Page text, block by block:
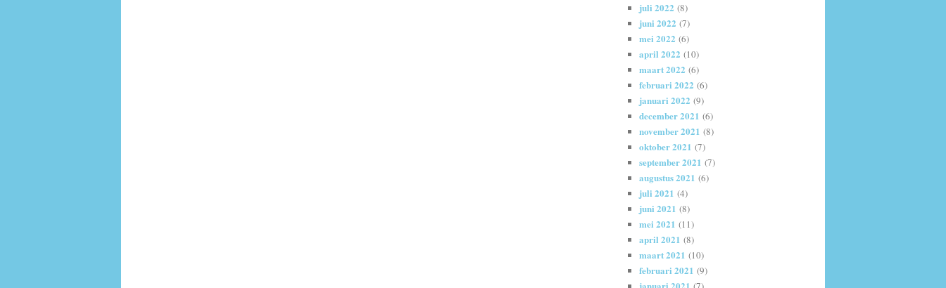
juli 2022 (8)
juni 2022 (7)
mei 2022 (6)
april 2022 (10)
maart 2022 (6)
februari 2022 (6)
januari 2022 (9)
december 2021 (6)
november 2021 (8)
oktober 2021 (7)
september 2021 (7)
augustus 2021 (6)
juli 2021 (4)
juni 2021 (8)
mei 2021 (11)
april 2021 (8)
maart 2021 (10)
februari 2021 (9)